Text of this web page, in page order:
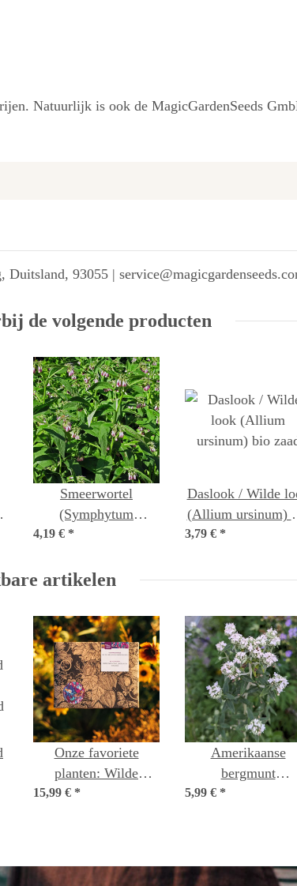
Natuurlijk is ook de MagicGardenSeeds
93055 |
de volgende producten
Smeerwortel
(Symphytum
officinale) bio zaad
4,19 € *
Daslook / Wilde
(Allium ursinum)
3,79 € *
artikelen
Onze favoriete
planten: Wilde
bloemen voor
15,99 € *
Amerikaanse
bergmunt
(Pycnanthemum
5,99 € *